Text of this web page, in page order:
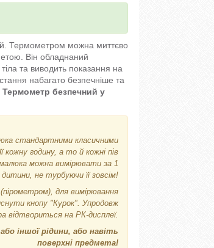
Термометром можна миттєво
Він обладнаний
та виводить показання на
набагато безпечніше та
Термометр безпечний у
стандартними класичними
годину, а то й кожні пів
можна вимірювати за 1
не турбуючи її зовсім!
для вимірювання
кнопу "Курок". Упродовж
відтвориться на РК-дисплеї.
іншої рідини, або навіть
поверхні предмета!